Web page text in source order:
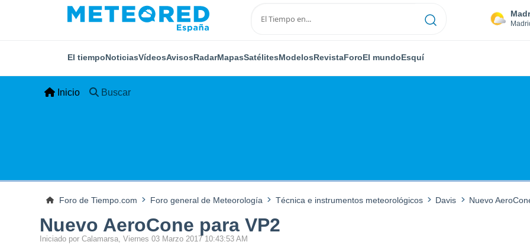
El tiempoNoticiasVídeosAvisosRadarMapasSatélitesModelosRevistaForoEl mundoEsquí
Inicio Buscar
Foro de Tiempo.com Foro general de Meteorología Técnica e instrumentos meteorológicos Davis Nuevo
Nuevo AeroCone para VP2
Iniciado por Calamarsa, Viernes 03 Marzo 2017 10:43:53 AM